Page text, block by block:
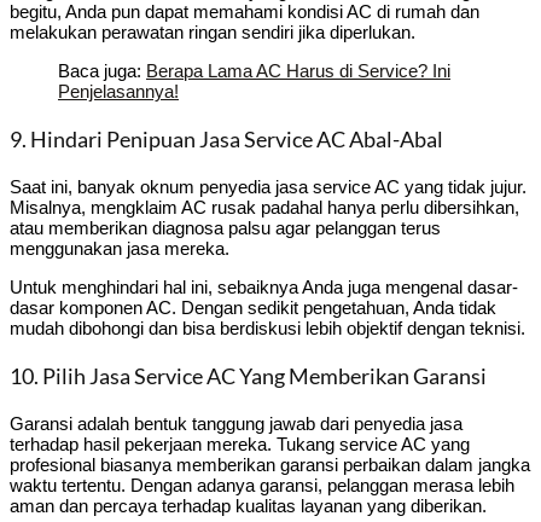
begitu, Anda pun dapat memahami kondisi AC di rumah dan
melakukan perawatan ringan sendiri jika diperlukan.
Baca juga: Berapa Lama AC Harus di Service? Ini
Penjelasannya!
9. Hindari Penipuan Jasa Service AC Abal-Abal
Saat ini, banyak oknum penyedia jasa service AC yang tidak jujur.
Misalnya, mengklaim AC rusak padahal hanya perlu dibersihkan,
atau memberikan diagnosa palsu agar pelanggan terus
menggunakan jasa mereka.
Untuk menghindari hal ini, sebaiknya Anda juga mengenal dasar-
dasar komponen AC. Dengan sedikit pengetahuan, Anda tidak
mudah dibohongi dan bisa berdiskusi lebih objektif dengan teknisi.
10. Pilih Jasa Service AC Yang Memberikan Garansi
Garansi adalah bentuk tanggung jawab dari penyedia jasa
terhadap hasil pekerjaan mereka. Tukang service AC yang
profesional biasanya memberikan garansi perbaikan dalam jangka
waktu tertentu. Dengan adanya garansi, pelanggan merasa lebih
aman dan percaya terhadap kualitas layanan yang diberikan.